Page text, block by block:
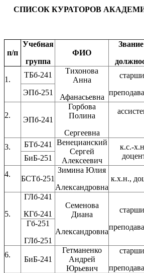
СПИСОК КУРАТОРОВ
п/п
Учебная
группа
ФИО
1.
ТБб-241
Тихонова
Анна
Афанасьевна
ЭПб-251
2.
ЭПб-241
Горбова
Полина
Сергеевна
3. БТб-241
Венецианский
Сергей
Алексеевич
к.с.-
БиБ-251
4.
БСТб-251
Зимина Юлия
Александровна
к.х.н.,
5.
ГЛб-241
КГб-241
Семенова
Диана
Александровна
Гб-251
ГЛб-251
6.
БиБ-241
Гетманенко
Андрей
Юрьевич